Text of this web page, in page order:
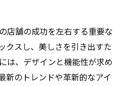
店舗の成功を左右する重要な
クスし、美しさを引き出すた
は、デザインと機能性が求め
新のトレンドや革新的なアイ